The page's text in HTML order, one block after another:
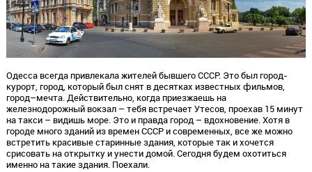
Одесса всегда привлекала жителей бывшего СССР. Это был город-
курорт, город, который был снят в десятках известных фильмов,
город–мечта. Действительно, когда приезжаешь на
железнодорожный вокзал – тебя встречает Утесов, проехав 15 минут
на такси – видишь море. Это и правда город – вдохновение. Хотя в
городе много зданий из времен СССР и современных, все же можно
встретить красивые старинные здания, которые так и хочется
срисовать на открытку и унести домой. Сегодня будем охотиться
именно на такие здания. Поехали.